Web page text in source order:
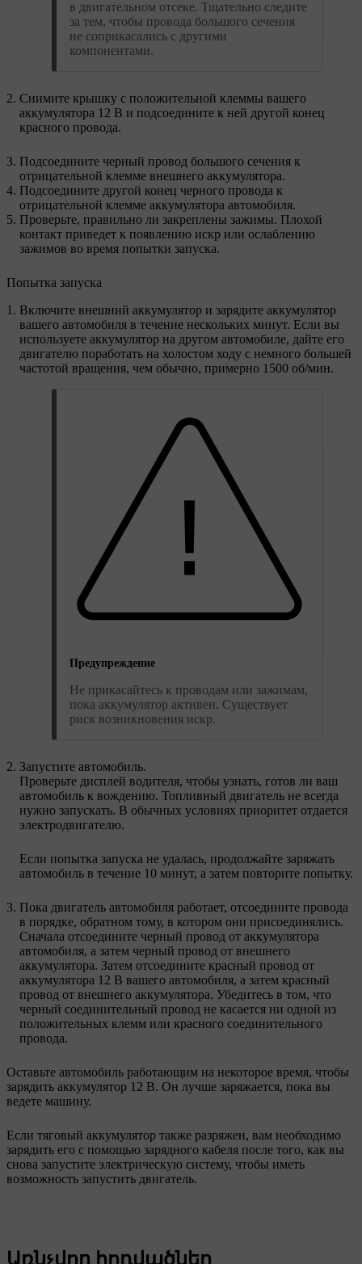
в двигательном отсеке. Тщательно следите
за тем, чтобы провода большого сечения
не соприкасались с другими
компонентами.
Снимите крышку с положительной клеммы вашего
аккумулятора 12 В и подсоедините к ней другой конец
красного провода.
Подсоедините черный провод большого сечения к
отрицательной клемме внешнего аккумулятора.
Подсоедините другой конец черного провода к
отрицательной клемме аккумулятора автомобиля.
Проверьте, правильно ли закреплены зажимы. Плохой
контакт приведет к появлению искр или ослаблению
зажимов во время попытки запуска.
Попытка запуска
Включите внешний аккумулятор и зарядите аккумулятор
вашего автомобиля в течение нескольких минут. Если вы
используете аккумулятор на другом автомобиле, дайте его
двигателю поработать на холостом ходу с немного большей
частотой вращения, чем обычно, примерно 1500 об/мин.
Предупреждение
Не прикасайтесь к проводам или зажимам,
пока аккумулятор активен. Существует
риск возникновения искр.
Запустите автомобиль.
Проверьте дисплей водителя, чтобы узнать, готов ли ваш
автомобиль к вождению. Топливный двигатель не всегда
нужно запускать. В обычных условиях приоритет отдается
электродвигателю.
Если попытка запуска не удалась, продолжайте заряжать
автомобиль в течение 10 минут, а затем повторите попытку.
Пока двигатель автомобиля работает, отсоедините провода
в порядке, обратном тому, в котором они присоединялись.
Сначала отсоедините черный провод от аккумулятора
автомобиля, а затем черный провод от внешнего
аккумулятора. Затем отсоедините красный провод от
аккумулятора 12 В вашего автомобиля, а затем красный
провод от внешнего аккумулятора. Убедитесь в том, что
черный соединительный провод не касается ни одной из
положительных клемм или красного соединительного
провода.
Оставьте автомобиль работающим на некоторое время, чтобы
зарядить аккумулятор 12 В. Он лучше заряжается, пока вы
ведете машину.
Если тяговый аккумулятор также разряжен, вам необходимо
зарядить его с помощью зарядного кабеля после того, как вы
снова запустите электрическую систему, чтобы иметь
возможность запустить двигатель.
Առնչվող հոդվածներ